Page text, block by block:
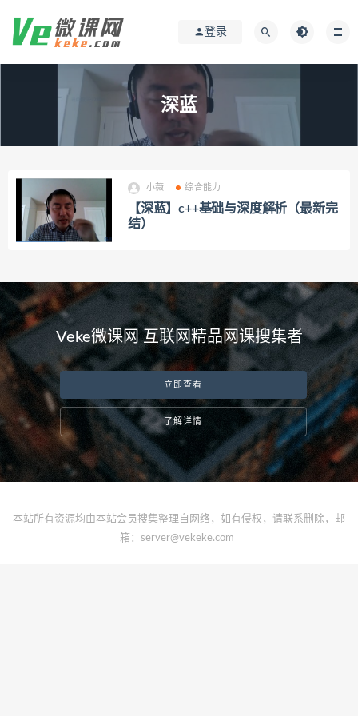
登录
深蓝
小薇 综合能力
【深蓝】c++基础与深度解析（最新完
结）
Veke微课网 互联网精品网课搜集者
立即查看
了解详情
本站所有资源均由本站会员搜集整理自网络，如有侵权，请联系删除，邮
箱： server@vekeke.com